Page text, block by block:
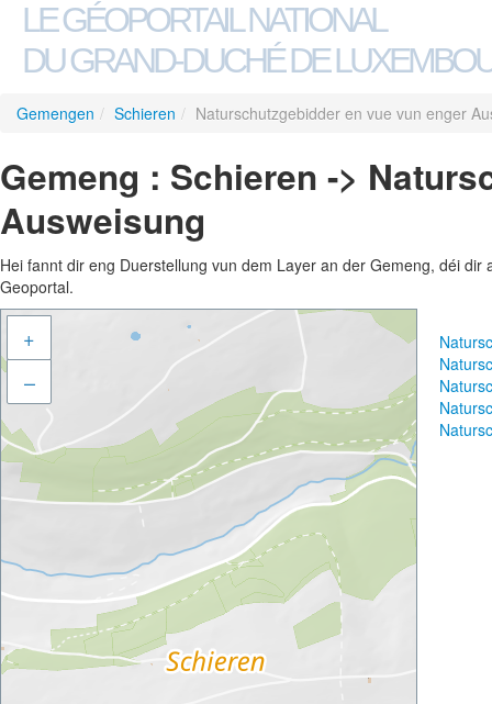
LE GÉOPORTAIL NATIONAL
DU GRAND-DUCHÉ DE
Gemengen / Schieren / Naturschutzgebidder en vue vun enger
Gemeng : Schieren ->
Ausweisung
Hei fannt dir eng Duerstellung vun dem Layer an der Gemeng, déi
Geoportal.
+
–